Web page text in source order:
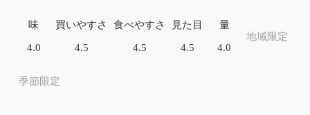
味
4.0
買いやすさ
4.5
食べやすさ
4.5
見た目
4.5
量
4.0
地域限定
季節限定